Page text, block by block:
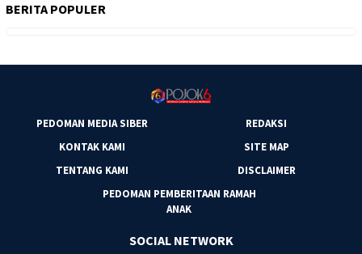
BERITA POPULER
PEDOMAN MEDIA SIBER
REDAKSI
KONTAK KAMI
SITE MAP
TENTANG KAMI
DISCLAIMER
PEDOMAN PEMBERITAAN RAMAH
ANAK
SOCIAL NETWORK